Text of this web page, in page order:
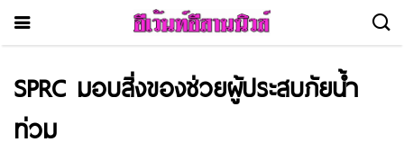
SPRC มอบสิ่งของช่วยผู้ประสบภัยน้ำ
ท่วม